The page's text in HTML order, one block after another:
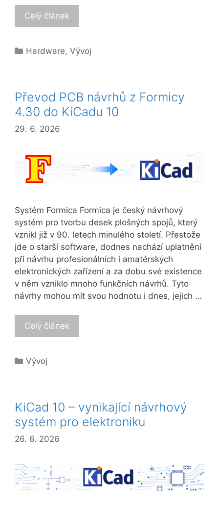
Celý článek
Categories
Hardware,Vývoj
Převod PCB návrhů z Formicy
4.30 do KiCadu 10
29. 6. 2026
Systém Formica Formica je český návrhový
systém pro tvorbu desek plošných spojů, který
vznikl již v 90. letech minulého století. Přestože
jde o starší software, dodnes nachází uplatnění
při návrhu profesionálních i amatérských
elektronických zařízení a za dobu své existence
v něm vzniklo mnoho funkčních návrhů. Tyto
návrhy mohou mít svou hodnotu i dnes, jejich …
Celý článek
Categories
Vývoj
KiCad 10 – vynikající návrhový
systém pro elektroniku
26. 6. 2026